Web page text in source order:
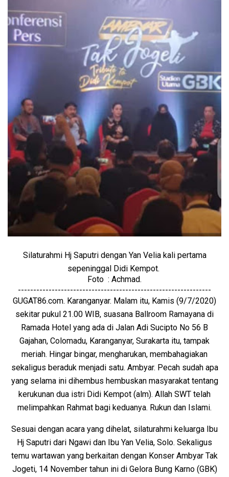
Silaturahmi Hj Saputri dengan Yan Velia kali pertama
sepeninggal Didi Kempot.
Foto : Achmad.
---------------------------------------------------------------
GUGAT86.com. Karanganyar. Malam itu, Kamis (9/7/2020)
sekitar pukul 21.00 WIB, suasana Ballroom Ramayana di
Ramada Hotel yang ada di Jalan Adi Sucipto No 56 B
Gajahan, Colomadu, Karanganyar, Surakarta itu, tampak
meriah. Hingar bingar, mengharukan, membahagiakan
sekaligus beraduk menjadi satu. Ambyar. Pecah sudah apa
yang selama ini dihembus hembuskan masyarakat tentang
kerukunan dua istri Didi Kempot (alm). Allah SWT telah
melimpahkan Rahmat bagi keduanya. Rukun dan Islami.
Sesuai dengan acara yang dihelat, silaturahmi keluarga Ibu
Hj Saputri dari Ngawi dan Ibu Yan Velia, Solo. Sekaligus
temu wartawan yang berkaitan dengan Konser Ambyar Tak
Jogeti, 14 November tahun ini di Gelora Bung Karno (GBK)